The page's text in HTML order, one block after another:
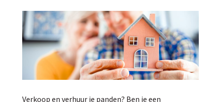
Verkoop en verhuur je panden? Ben je een